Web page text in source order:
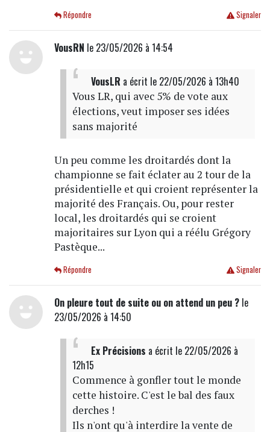
Signaler
Répondre
VousRN le 23/05/2026 à 14:54
VousLR a écrit le 22/05/2026 à 13h40
Vous LR, qui avec 5% de vote aux
élections, veut imposer ses idées
sans majorité
Un peu comme les droitardés dont la
championne se fait éclater au 2 tour de la
présidentielle et qui croient représenter la
majorité des Français. Ou, pour rester
local, les droitardés qui se croient
majoritaires sur Lyon qui a réélu Grégory
Pastèque...
Signaler
Répondre
On pleure tout de suite ou on attend un peu ?le
23/05/2026 à 14:50
Ex Précisions a écrit le 22/05/2026 à
12h15
Commence à gonfler tout le monde
cette histoire. C'est le bal des faux
derches !
Ils n'ont qu'à interdire la vente de